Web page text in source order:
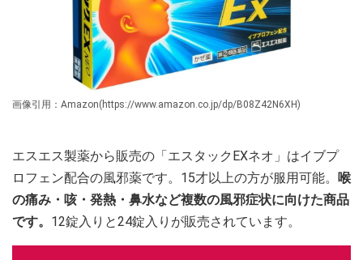
画像引用：Amazon(https://www.amazon.co.jp/dp/B08Z42N6XH)
エスエス製薬から販売の「エスタックEXネオ」はイブプ
ロフェン配合の風邪薬です。15才以上の方が服用可能。 喉
の痛み・咳・発熱・鼻水など複数の風邪症状に向けた商品
です。 12錠入りと24錠入りが販売されています。